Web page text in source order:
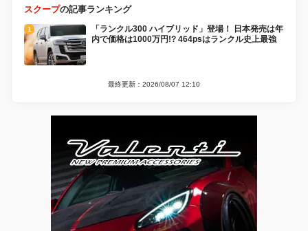
スクープの記事ランキング
「ランクル300 ハイブリッド」登場！ 日本発売は年
内で価格は1000万円!? 464psはランクル史上最強
最終更新：2026/08/07 12:10